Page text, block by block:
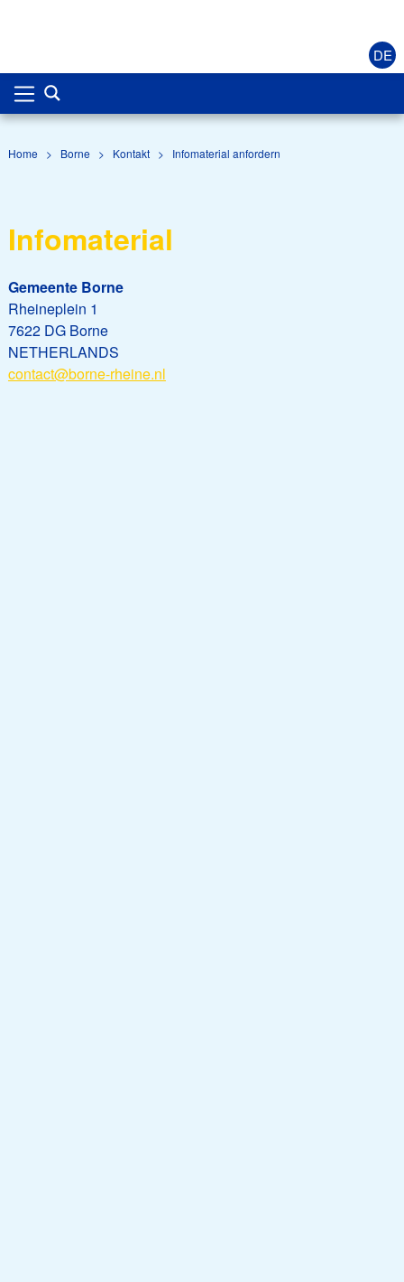
DE
Home > Borne > Kontakt > Infomaterial anfordern
Infomaterial
Gemeente Borne
Rheineplein 1
7622 DG Borne
NETHERLANDS
contact@borne-rheine.nl